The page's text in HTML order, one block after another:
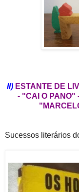
II) ESTANTE DE
- "CAI O PANO"
Sucessos literários